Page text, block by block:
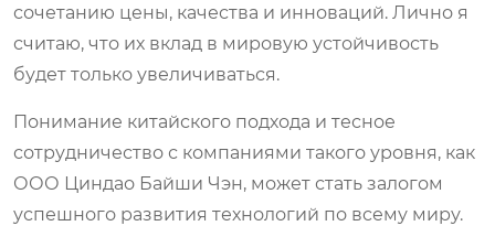
сочетанию цены, качества и инноваций. Лично я
считаю, что их вклад в мировую устойчивость
будет только увеличиваться.
Понимание китайского подхода и тесное
сотрудничество с компаниями такого уровня, как
ООО Циндао Байши Чэн, может стать залогом
успешного развития технологий по всему миру.